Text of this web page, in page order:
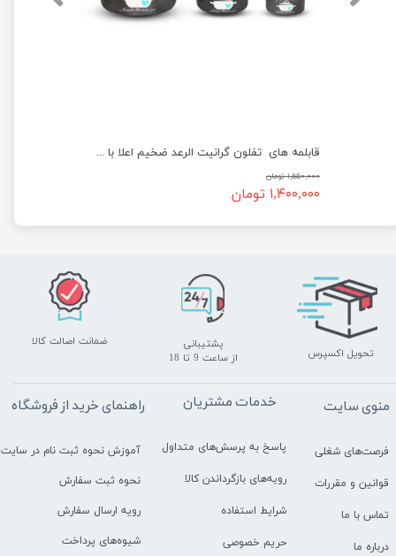
قابلمه های تفلون گرانیت الرعد ضخیم اعلا با درب فلزی
۱,۵۵۰,۰۰۰ تومان
۱,۴۰۰,۰۰۰ تومان
تحویل اکسپرس
پشتیبانی
​​​​​​​از ساعت 9 تا 18
ضمانت اصالت کالا
راهنمای خرید از فروشگاه
آموزش نحوه ثبت نام در سایت
نحوه ثبت سفارش
رویه ارسال سفارش
شیوه‌های پرداخت
خدمات مشتریان
پاسخ به پرسش‌های متداول
رویه‌های بازگرداندن کالا
شرایط استفاده
حریم خصوصی
منوی سایت
فرصت‌های شغلی
قوانین و مقررات
تماس با ما
درباره ما